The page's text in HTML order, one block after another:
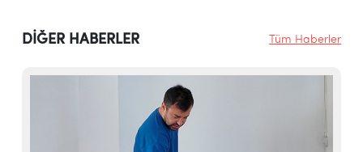
DİĞER HABERLER Tüm Haberler